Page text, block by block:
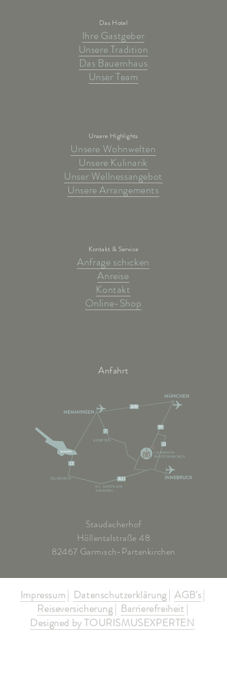
Das Hotel
Ihre Gastgeber
Unsere Tradition
Das Bauernhaus
Unser Team
Unsere Highlights
Unsere Wohnwelten
Unsere Kulinarik
Unser Wellnessangebot
Unsere Arrangements
Kontakt & Service
Anfrage schicken
Anreise
Kontakt
Online-Shop
Anfahrt
A96
95
11
7
A12
13
KEMPTEN
ST. ANTON AM
ARLBERG
FELDKIRCH
GARMISCH-
PARTENKIRCHEN
Staudacherhof
Höllentalstraße 48
82467 Garmisch-Partenkirchen
Impressum Datenschutzerklärung
AGB's
Reiseversicherung
Barrierefreiheit
Designed by TOURISMUSEXPERTEN